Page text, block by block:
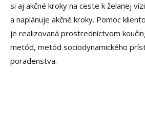
si aj akčné kroky na ceste k želanej
a naplánuje akčné kroky. Pomoc
je realizovaná prostredníctvom
metód, metód sociodynamického
poradenstva.